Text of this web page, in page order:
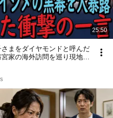
25:50
さまをダイヤモンドと呼んだ
家の海外訪問を巡り現地メ
！？【海外の反応】【皇